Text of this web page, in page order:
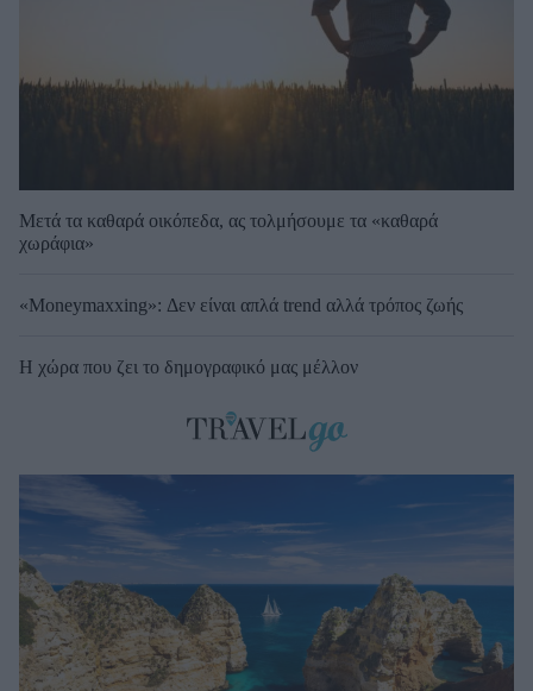
Μετά τα καθαρά οικόπεδα, ας τολμήσουμε τα «καθαρά
χωράφια»
«Moneymaxxing»: Δεν είναι απλά trend αλλά τρόπος ζωής
Η χώρα που ζει το δημογραφικό μας μέλλον